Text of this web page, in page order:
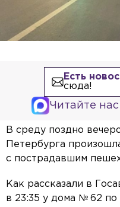
Есть
сюда!
Читайте
В среду поздно
Петербурга
с пострадавшим
Как рассказали в
в 23:35 у дома № 62